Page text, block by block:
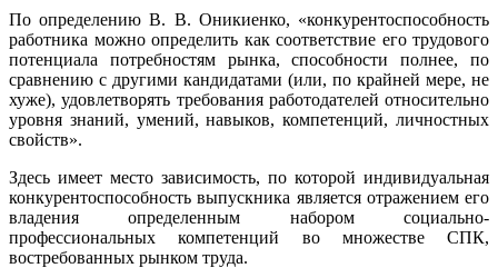
По определению В. В. Оникиенко, «конкурентоспособность
работника можно определить как соответствие его трудового
потенциала потребностям рынка, способности полнее, по
сравнению с другими кандидатами (или, по крайней мере, не
хуже), удовлетворять требования работодателей относительно
уровня знаний, умений, навыков, компетенций, личностных
свойств».
Здесь имеет место зависимость, по которой индивидуальная
конкурентоспособность выпускника является отражением его
владения определенным набором социально-
профессиональных компетенций во множестве СПК,
востребованных рынком труда.